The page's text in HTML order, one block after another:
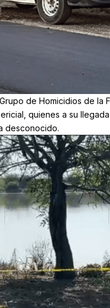
de Homicidios de la
quienes a su
desconocido.